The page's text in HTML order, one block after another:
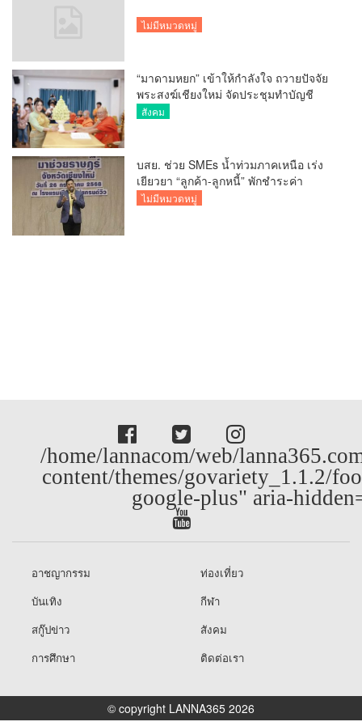
ไม่มีหมวดหมู่
“มาดามหยก” เข้าให้กำลังใจ ถวายปัจจัย
พระสงฆ์เชียงใหม่ จัดประชุมทำบัญชี
รายรับรายจ่ายของวัด กว่า 300 รูป ที่วัด
สังคม
บสย. ช่วย SMEs น้ำท่วมภาคเหนือ เร่ง
เยียวยา “ลูกค้า-ลูกหนี้” พักชำระค่า
ธรรมเนียม-ค่างวด
ไม่มีหมวดหมู่
/home/lannacom/web/
content/themes/govariety_1.1.2/
google-plus" aria-
อาชญากรรม
ท่องเที่ยว
บันเทิง
กีฬา
สกู๊ปข่าว
สังคม
การศึกษา
ติดต่อเรา
© copyright LANNA365 2026